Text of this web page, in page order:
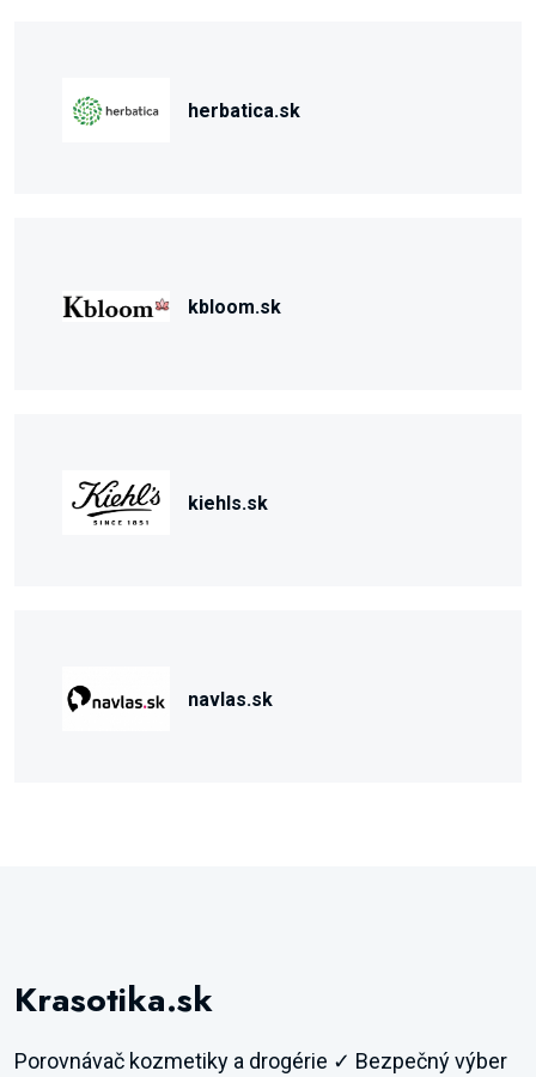
herbatica.sk
kbloom.sk
kiehls.sk
navlas.sk
Krasotika.sk
Porovnávač kozmetiky a drogérie ✓ Bezpečný výber